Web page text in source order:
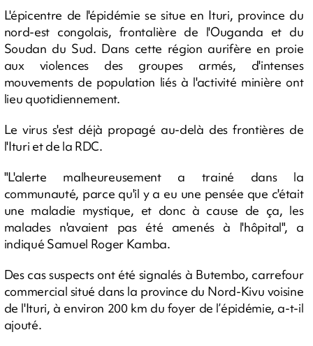
L'épicentre de l'épidémie se situe en Ituri, province du
nord-est congolais, frontalière de l'Ouganda et du
Soudan du Sud. Dans cette région aurifère en proie
aux violences des groupes armés, d'intenses
mouvements de population liés à l'activité minière ont
lieu quotidiennement.
Le virus s'est déjà propagé au-delà des frontières de
l'Ituri et de la RDC.
"L'alerte malheureusement a trainé dans la
communauté, parce qu'il y a eu une pensée que c'était
une maladie mystique, et donc à cause de ça, les
malades n'avaient pas été amenés à l'hôpital", a
indiqué Samuel Roger Kamba.
Des cas suspects ont été signalés à Butembo, carrefour
commercial situé dans la province du Nord-Kivu voisine
de l'Ituri, à environ 200 km du foyer de l’épidémie, a-t-il
ajouté.